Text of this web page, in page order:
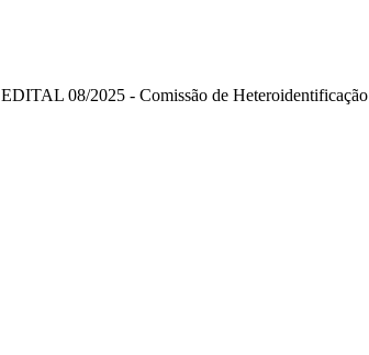
EDITAL 08/2025 - Comissão de Heteroidentificação